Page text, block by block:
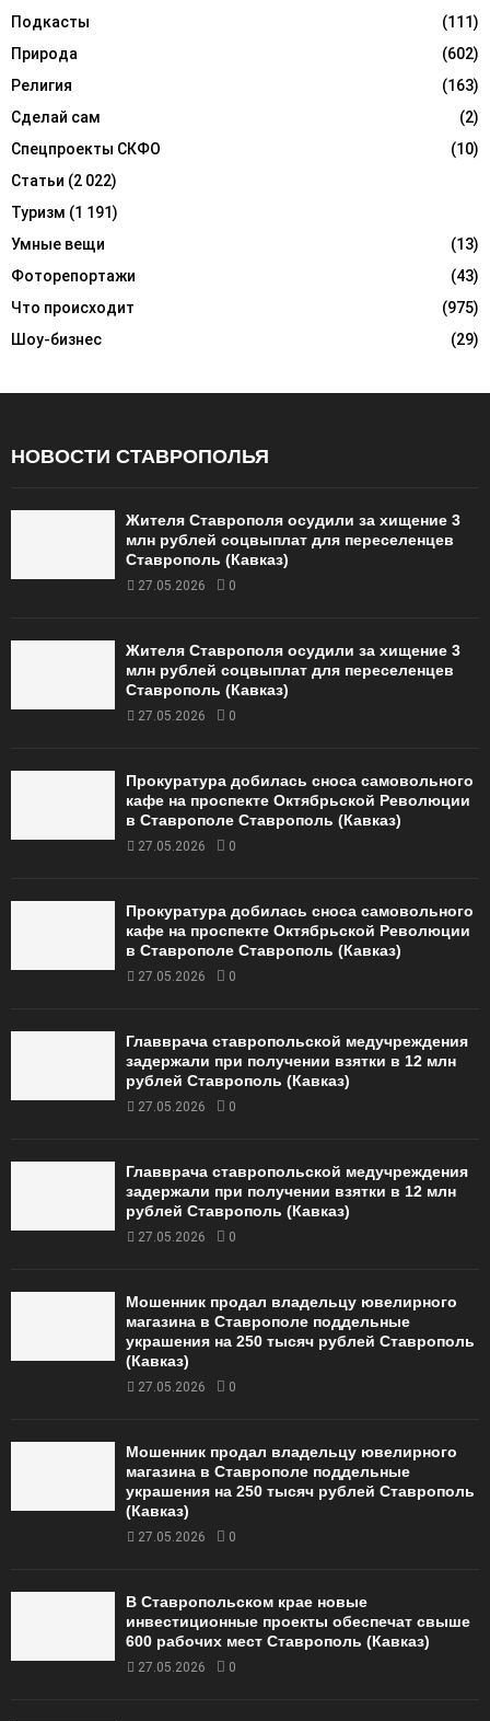
Подкасты
(111)
Природа
(602)
Религия
(163)
Сделай сам
(2)
Спецпроекты СКФО
(10)
Статьи (2 022)
Туризм (1 191)
Умные вещи
(13)
Фоторепортажи
(43)
Что происходит
(975)
Шоу-бизнес
(29)
НОВОСТИ СТАВРОПОЛЬЯ
Жителя Ставрополя осудили за хищение 3
млн рублей соцвыплат для переселенцев
Ставрополь (Кавказ)
27.05.2026 0
Жителя Ставрополя осудили за хищение 3
млн рублей соцвыплат для переселенцев
Ставрополь (Кавказ)
27.05.2026 0
Прокуратура добилась сноса самовольного
кафе на проспекте Октябрьской Революции
в Ставрополе Ставрополь (Кавказ)
27.05.2026 0
Прокуратура добилась сноса самовольного
кафе на проспекте Октябрьской Революции
в Ставрополе Ставрополь (Кавказ)
27.05.2026 0
Главврача ставропольской медучреждения
задержали при получении взятки в 12 млн
рублей Ставрополь (Кавказ)
27.05.2026 0
Главврача ставропольской медучреждения
задержали при получении взятки в 12 млн
рублей Ставрополь (Кавказ)
27.05.2026 0
Мошенник продал владельцу ювелирного
магазина в Ставрополе поддельные
украшения на 250 тысяч рублей Ставрополь
(Кавказ)
27.05.2026 0
Мошенник продал владельцу ювелирного
магазина в Ставрополе поддельные
украшения на 250 тысяч рублей Ставрополь
(Кавказ)
27.05.2026 0
В Ставропольском крае новые
инвестиционные проекты обеспечат свыше
600 рабочих мест Ставрополь (Кавказ)
27.05.2026 0